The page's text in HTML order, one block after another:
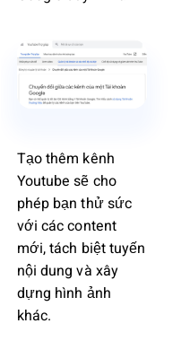
Tạo thêm kênh
Youtube sẽ cho
phép bạn thử sức
với các content
mới, tách biệt tuyến
nội dung và xây
dựng hình ảnh
khác.